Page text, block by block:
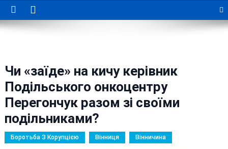
Чи «заїде» на кичу керівник
Подільського онкоцентру
Перегончук разом зі своїми
подільниками?
Боротьба З Корупцією Вінниця Вінничина